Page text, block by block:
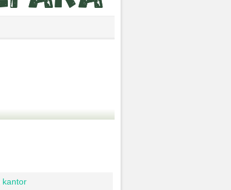
kantor